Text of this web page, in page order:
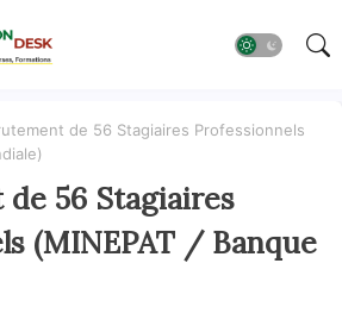
de 56 Stagiaires Professionnels
56 Stagiaires
(MINEPAT / Banque